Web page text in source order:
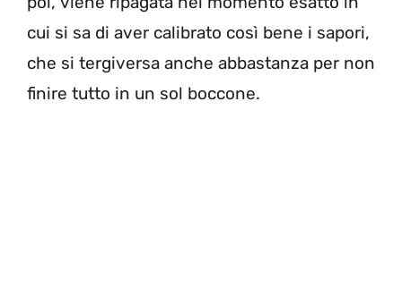
cui si sa di aver calibrato così bene i sapori,
che si tergiversa anche abbastanza per non
finire tutto in un sol boccone.